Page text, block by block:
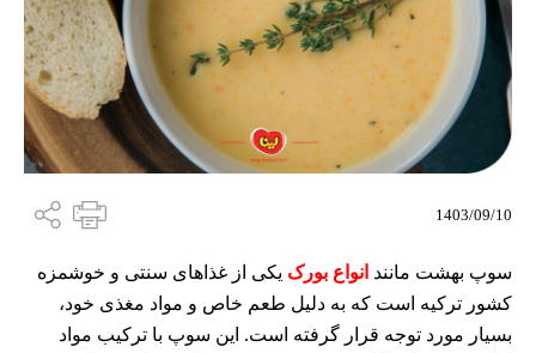
1403/09/10
سوپ بهشت مانند انواع بورک یکی از غذاهای سنتی و خوشمزه
کشور ترکیه است که به دلیل طعم خاص و مواد مغذی خود،
بسیار مورد توجه قرار گرفته است. این سوپ با ترکیب مواد